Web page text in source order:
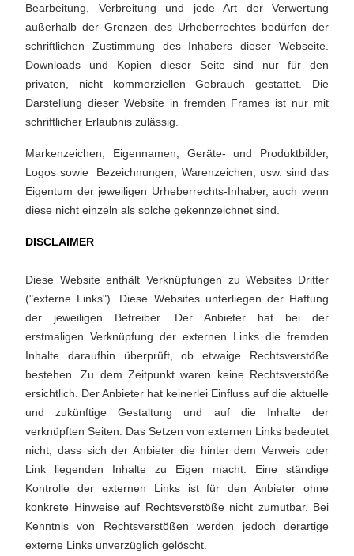
Bearbeitung, Verbreitung und jede Art der Verwertung
außerhalb der Grenzen des Urheberrechtes bedürfen der
schriftlichen Zustimmung des Inhabers dieser Webseite.
Downloads und Kopien dieser Seite sind nur für den
privaten, nicht kommerziellen Gebrauch gestattet. Die
Darstellung dieser Website in fremden Frames ist nur mit
schriftlicher Erlaubnis zulässig.
Markenzeichen, Eigennamen, Geräte- und Produktbilder,
Logos sowie Bezeichnungen, Warenzeichen, usw. sind das
Eigentum der jeweiligen Urheberrechts-Inhaber, auch wenn
diese nicht einzeln als solche gekennzeichnet sind.
DISCLAIMER
Diese Website enthält Verknüpfungen zu Websites Dritter
("externe Links"). Diese Websites unterliegen der Haftung
der jeweiligen Betreiber. Der Anbieter hat bei der
erstmaligen Verknüpfung der externen Links die fremden
Inhalte daraufhin überprüft, ob etwaige Rechtsverstöße
bestehen. Zu dem Zeitpunkt waren keine Rechtsverstöße
ersichtlich. Der Anbieter hat keinerlei Einfluss auf die aktuelle
und zukünftige Gestaltung und auf die Inhalte der
verknüpften Seiten. Das Setzen von externen Links bedeutet
nicht, dass sich der Anbieter die hinter dem Verweis oder
Link liegenden Inhalte zu Eigen macht. Eine ständige
Kontrolle der externen Links ist für den Anbieter ohne
konkrete Hinweise auf Rechtsverstöße nicht zumutbar. Bei
Kenntnis von Rechtsverstößen werden jedoch derartige
externe Links unverzüglich gelöscht.